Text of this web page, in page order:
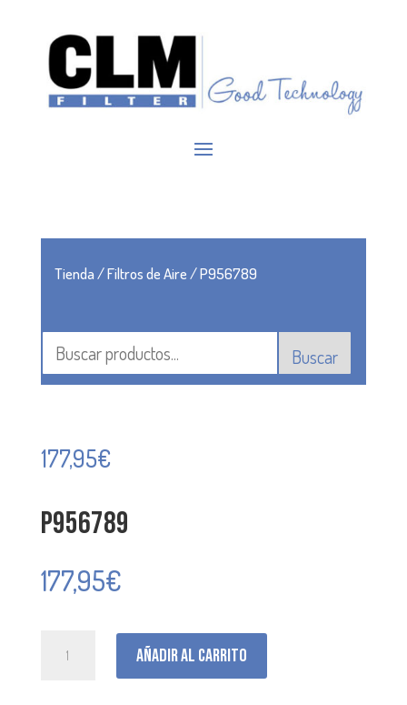
Tienda/Filtros de Aire/ P956789
Buscar
177,95€
P956789
177,95€
Añadir al carrito